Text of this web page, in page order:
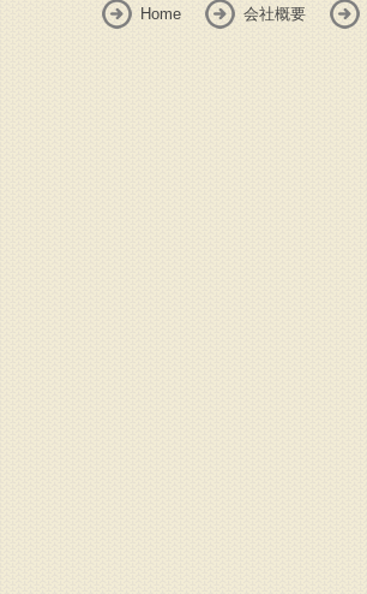
Home 会社概要